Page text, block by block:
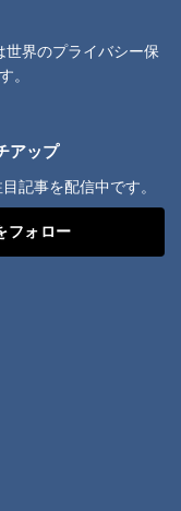
界のプライバシー保
。
アップ
記事を配信中です。
フォロー